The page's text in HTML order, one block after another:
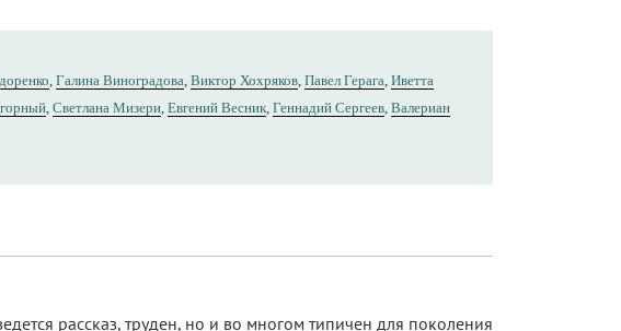
, Галина Виноградова, Виктор Хохряков, Павел Герага, Иветта
, Светлана Мизери, Евгений Весник, Геннадий Сергеев, Валериан
рассказ, труден, но и во многом типичен для поколения